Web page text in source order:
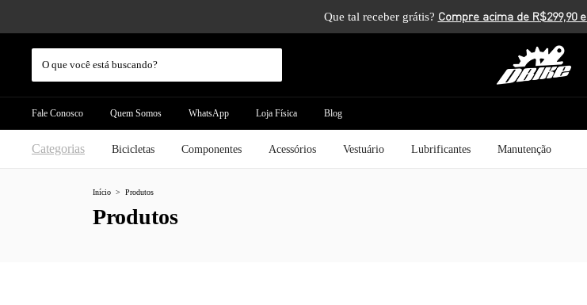
Que tal receber grátis?
Fale Conosco Quem Somos WhatsApp Loja Física Blog
Categorias Bicicletas Componentes Acessórios Vestuário Lubrificantes Manutenção
Início > Produtos
Produtos